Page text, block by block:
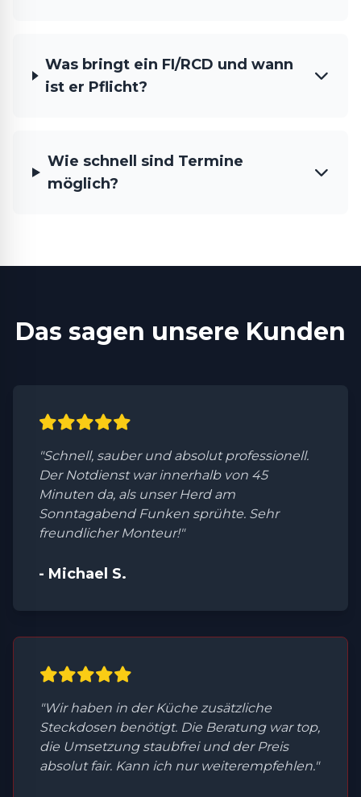
Was bringt ein FI/RCD und wann
ist er Pflicht?
Wie schnell sind Termine
möglich?
Das sagen unsere Kunden
"Schnell, sauber und absolut professionell.
Der Notdienst war innerhalb von 45
Minuten da, als unser Herd am
Sonntagabend Funken sprühte. Sehr
freundlicher Monteur!"
- Michael S.
"Wir haben in der Küche zusätzliche
Steckdosen benötigt. Die Beratung war top,
die Umsetzung staubfrei und der Preis
absolut fair. Kann ich nur weiterempfehlen."